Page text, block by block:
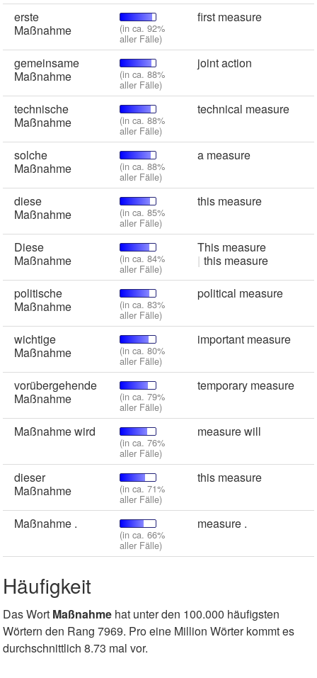
erste
Maßnahme
(in ca. 92%
aller Fälle)
first measure
gemeinsame
Maßnahme
(in ca. 88%
aller Fälle)
joint action
technische
Maßnahme
(in ca. 88%
aller Fälle)
technical measure
solche
Maßnahme
(in ca. 88%
aller Fälle)
a measure
diese
Maßnahme
(in ca. 85%
aller Fälle)
this measure
Diese
Maßnahme
(in ca. 84%
aller Fälle)
This measure
this measure
politische
Maßnahme
(in ca. 83%
aller Fälle)
political measure
wichtige
Maßnahme
(in ca. 80%
aller Fälle)
important measure
vorübergehende
Maßnahme
(in ca. 79%
aller Fälle)
temporary measure
Maßnahme wird
(in ca. 76%
aller Fälle)
measure will
dieser
Maßnahme
(in ca. 71%
aller Fälle)
this measure
Maßnahme .
(in ca. 66%
aller Fälle)
measure .
Häufigkeit
Das Wort Maßnahme hat unter den 100.000 häufigsten
Wörtern den Rang 7969. Pro eine Million Wörter kommt es
durchschnittlich 8.73 mal vor.